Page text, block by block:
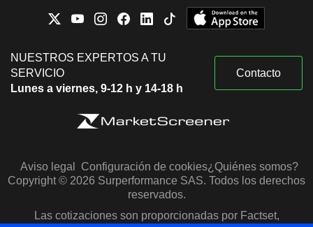
NUESTROS EXPERTOS A TU
SERVICIO
Lunes a viernes, 9-12 h y 14-18 h
Contacto
Aviso legal Configuración de cookies¿Quiénes somos?
Copyright © 2026 Surperformance SAS. Todos los derechos
reservados.
Las cotizaciones son proporcionadas por Factset,